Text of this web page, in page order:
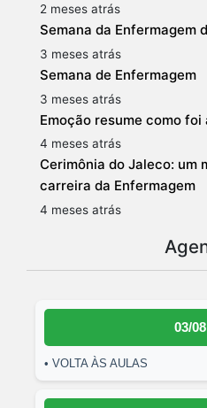
2 meses atrás
Semana da Enfermagem
3 meses atrás
Semana de Enfermagem
3 meses atrás
Emoção resume como
4 meses atrás
Cerimônia do Jaleco: um
carreira da Enfermagem
4 meses atrás
03/08
• VOLTA ÀS AULAS